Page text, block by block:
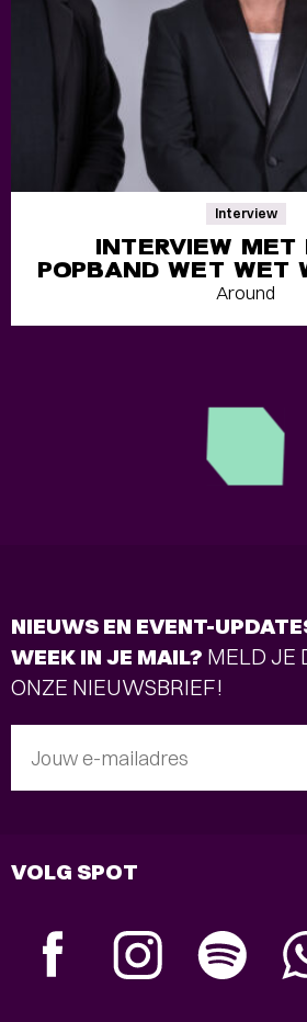
Interview
INTERVIEW MET
POPBAND WET WET
Around
geweld